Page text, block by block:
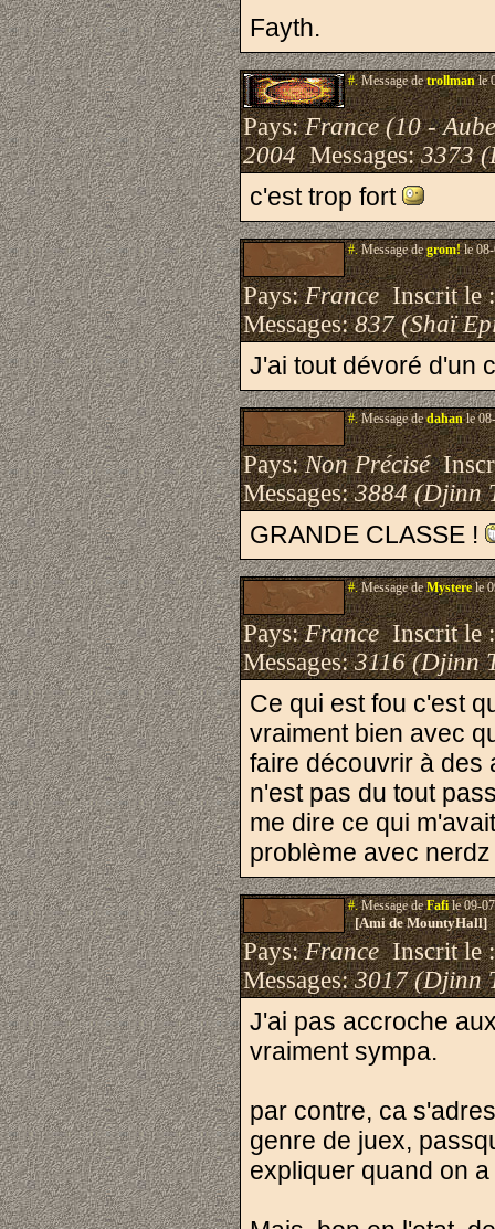
Fayth.
#.Message detrollmanle
Pays:France (10 -
2004Messages:3373
c'est trop fort
#.Message degrom!le 08-
Pays:FranceInscrit le
Messages:837 (Shaï
J'ai tout dévoré d'un
#.Message dedahanle
Pays:Non Précisé
Messages:3884 (Djinn
GRANDE CLASSE !
#.Message deMysterele
Pays:FranceInscrit le
Messages:3116 (Djinn
Ce qui est fou c'est
vraiment bien avec
faire découvrir à des
n'est pas du tout
me dire ce qui
problème avec
#.Message deFafile 09-
[Ami de MountyHall]
Pays:FranceInscrit le
Messages:3017 (Djinn
J'ai pas accroche
vraiment sympa.
par contre, ca
genre de juex,
expliquer quand on